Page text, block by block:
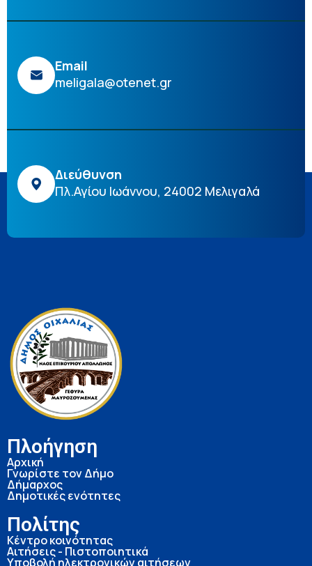
Email
meligala@otenet.gr
Διεύθυνση
Πλ.Αγίου Ιωάννου, 24002 Μελιγαλά
Πλοήγηση
Αρχική
Γνωρίστε τον Δήμο
Δήμαρχος
Δημοτικές ενότητες
Πολίτης
Κέντρο κοινότητας
Αιτήσεις - Πιστοποιητικά
Υποβολή ηλεκτρονικών αιτήσεων